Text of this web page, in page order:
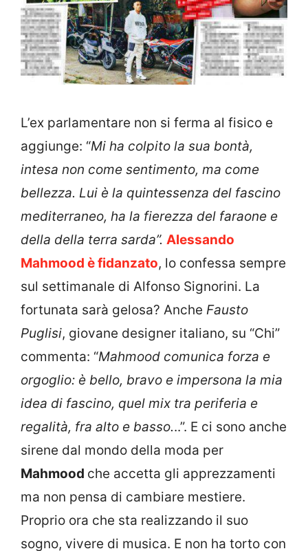
L’ex parlamentare non si ferma al fisico e
aggiunge: “Mi ha colpito la sua bontà,
intesa non come sentimento, ma come
bellezza. Lui è la quintessenza del fascino
mediterraneo, ha la fierezza del faraone e
della della terra sarda”. Alessando
Mahmood è fidanzato, lo confessa sempre
sul settimanale di Alfonso Signorini. La
fortunata sarà gelosa? Anche Fausto
Puglisi, giovane designer italiano, su “Chi”
commenta: “Mahmood comunica forza e
orgoglio: è bello, bravo e impersona la mia
idea di fascino, quel mix tra periferia e
regalità, fra alto e basso...”. E ci sono anche
sirene dal mondo della moda per
Mahmood che accetta gli apprezzamenti
ma non pensa di cambiare mestiere.
Proprio ora che sta realizzando il suo
sogno, vivere di musica. E non ha torto con